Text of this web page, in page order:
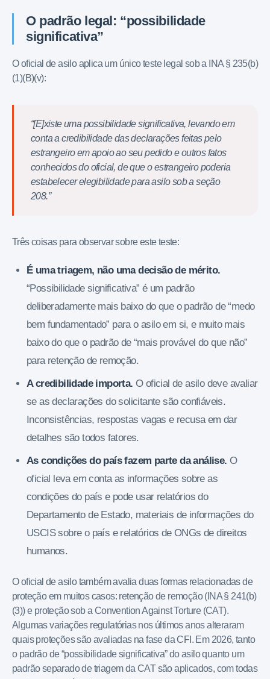
O padrão legal: “possibilidade
significativa”
O oficial de asilo aplica um único teste legal sob a INA § 235(b)
(1)(B)(v):
“[E]xiste uma possibilidade significativa, levando em
conta a credibilidade das declarações feitas pelo
estrangeiro em apoio ao seu pedido e outros fatos
conhecidos do oficial, de que o estrangeiro poderia
estabelecer elegibilidade para asilo sob a seção
208.”
Três coisas para observar sobre este teste:
É uma triagem, não uma decisão de mérito.
“Possibilidade significativa” é um padrão
deliberadamente mais baixo do que o padrão de “medo
bem fundamentado” para o asilo em si, e muito mais
baixo do que o padrão de “mais provável do que não”
para retenção de remoção.
A credibilidade importa. O oficial de asilo deve avaliar
se as declarações do solicitante são confiáveis.
Inconsistências, respostas vagas e recusa em dar
detalhes são todos fatores.
As condições do país fazem parte da análise. O
oficial leva em conta as informações sobre as
condições do país e pode usar relatórios do
Departamento de Estado, materiais de informações do
USCIS sobre o país e relatórios de ONGs de direitos
humanos.
O oficial de asilo também avalia duas formas relacionadas de
proteção em muitos casos: retenção de remoção (INA § 241(b)
(3)) e proteção sob a Convention Against Torture (CAT).
Algumas variações regulatórias nos últimos anos alteraram
quais proteções são avaliadas na fase da CFI. Em 2026, tanto
o padrão de “possibilidade significativa” do asilo quanto um
padrão separado de triagem da CAT são aplicados, com todas